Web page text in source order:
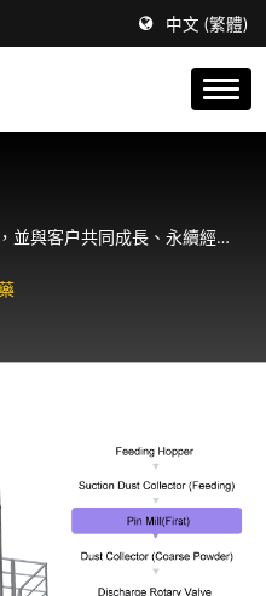
中文 (繁體)
並與客户共同成長、永續經